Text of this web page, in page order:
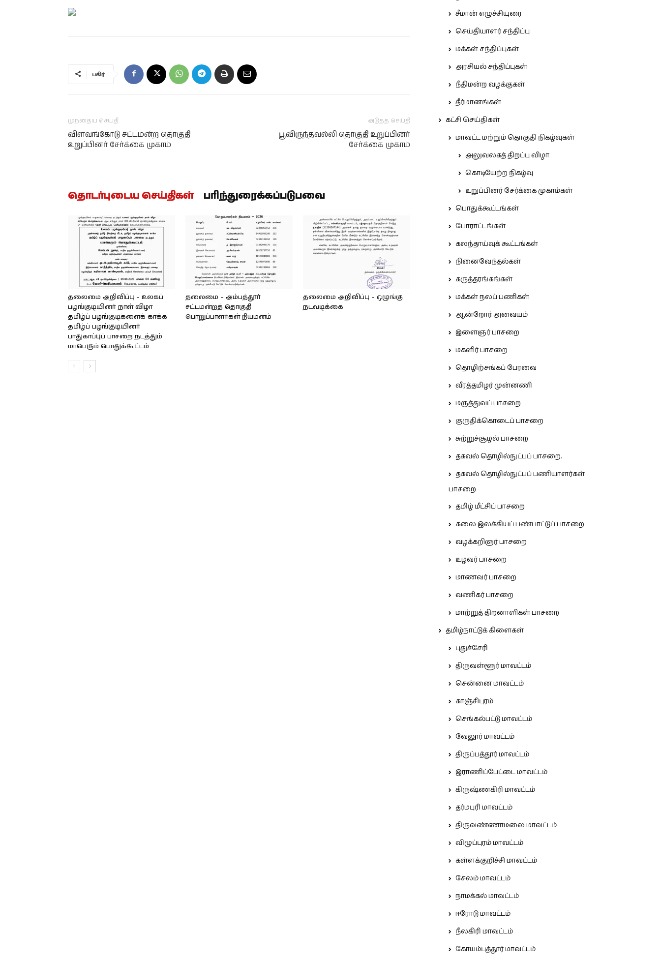
பகிர்
முந்தைய செய்தி
விளவங்கோடு சட்டமன்ற தொகுதி
உறுப்பினர் சேர்க்கை முகாம்
அடுத்த செய்தி
பூவிருந்தவல்லி தொகுதி உறுப்பினர்
சேர்க்கை முகாம்
தொடர்புடைய செய்திகள் பரிந்துரைக்கப்படுபவை
தலைமை அறிவிப்பு – உலகப்
பழங்குடியினர் நாள் விழா
தமிழ்ப் பழங்குடிகளைக் காக்க
தமிழ்ப் பழங்குடியினர்
பாதுகாப்புப் பாசறை நடத்தும்
மாபெரும் பொதுக்கூட்டம்
தலைமை – அம்பத்தூர்
சட்டமன்றத் தொகுதி
பொறுப்பாளர்கள் நியமனம்
தலைமை அறிவிப்பு – ஒழுங்கு
நடவடிக்கை
சீமான் எழுச்சியுரை
செய்தியாளர் சந்திப்பு
மக்கள் சந்திப்புகள்
அரசியல் சந்திப்புகள்
நீதிமன்ற வழக்குகள்
தீர்மானங்கள்
கட்சி செய்திகள்
மாவட்ட மற்றும் தொகுதி நிகழ்வுகள்
அலுவலகத் திறப்பு விழா
கொடியேற்ற நிகழ்வு
உறுப்பினர் சேர்க்கை முகாம்கள்
பொதுக்கூட்டங்கள்
போராட்டங்கள்
கலந்தாய்வுக் கூட்டங்கள்
நினைவேந்தல்கள்
கருத்தரங்கங்கள்
மக்கள் நலப் பணிகள்
ஆன்றோர் அவையம்
இளைஞர் பாசறை
மகளிர் பாசறை
தொழிற்சங்கப் பேரவை
வீரத்தமிழர் முன்னணி
மருத்துவப் பாசறை
குருதிக்கொடைப் பாசறை
சுற்றுச்சூழல் பாசறை
தகவல் தொழில்நுட்பப் பாசறை.
தகவல் தொழில்நுட்பப் பணியாளர்கள்
பாசறை
தமிழ் மீட்சிப் பாசறை
கலை இலக்கியப் பண்பாட்டுப் பாசறை
வழக்கறிஞர் பாசறை
உழவர் பாசறை
மாணவர் பாசறை
வணிகர் பாசறை
மாற்றுத் திறனாளிகள் பாசறை
தமிழ்நாட்டுக் கிளைகள்
புதுச்சேரி
திருவள்ளூர் மாவட்டம்
சென்னை மாவட்டம்
காஞ்சிபுரம்
செங்கல்பட்டு மாவட்டம்
வேலூர் மாவட்டம்
திருப்பத்தூர் மாவட்டம்
இராணிப்பேட்டை மாவட்டம்
கிருஷ்ணகிரி மாவட்டம்
தர்மபுரி மாவட்டம்
திருவண்ணாமலை மாவட்டம்
விழுப்புரம் மாவட்டம்
கள்ளக்குறிச்சி மாவட்டம்
சேலம் மாவட்டம்
நாமக்கல் மாவட்டம்
ஈரோடு மாவட்டம்
நீலகிரி மாவட்டம்
கோயம்புத்தூர் மாவட்டம்